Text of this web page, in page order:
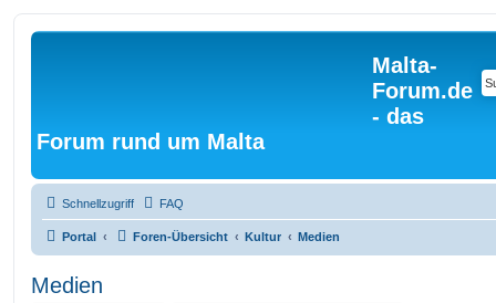
Malta-
Forum.de
- das
Forum rund um Malta
Schnellzugriff FAQ
Portal Foren-Übersicht Kultur Medien
Medien